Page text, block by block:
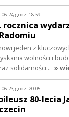
06-24, godz. 18:59
rocznica
jeden z
wolności i
solidarności… »
06-23, godz. 20:05
80-lecia